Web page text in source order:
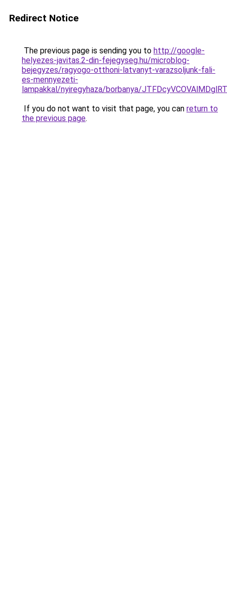
Redirect Notice
The previous page is sending you to http://google-
helyezes-javitas.2-din-fejegyseg.hu/microblog-
bejegyzes/ragyogo-otthoni-latvanyt-varazsoljunk-fali-
es-mennyezeti-
lampakkal/nyiregyhaza/borbanya/
If you do not want to visit that page, you can return to
the previous page.